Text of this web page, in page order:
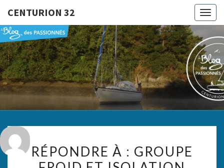
CENTURION 32
32
Le Blog
Des
Passionnés
À :
RÉPONDRE À : GROUPE